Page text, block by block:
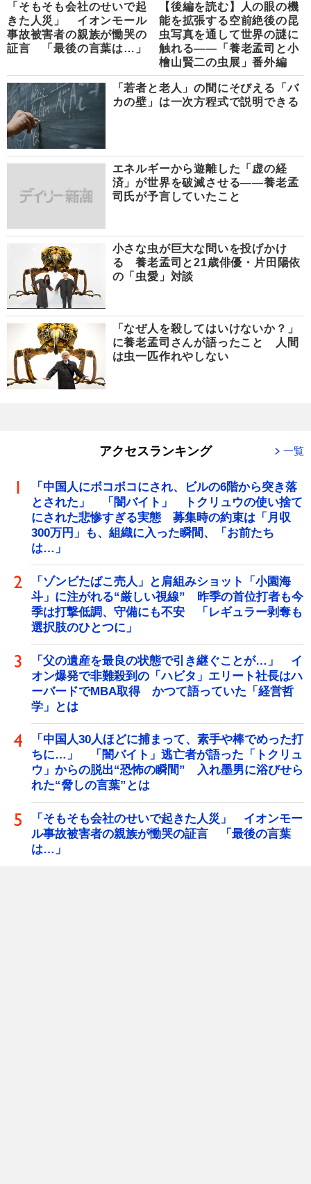
「そもそも会社のせいで起
きた人災」 イオンモール
事故被害者の親族が慟哭の
証言 「最後の言葉は…」
【後編を読む】人の眼の機
能を拡張する空前絶後の昆
虫写真を通して世界の謎に
触れる――「養老孟司と小
檜山賢二の虫展」番外編
「若者と老人」の間にそびえる「バ
カの壁」は一次方程式で説明できる
エネルギーから遊離した「虚の経
済」が世界を破滅させる――養老孟
司氏が予言していたこと
小さな虫が巨大な問いを投げかけ
る 養老孟司と21歳俳優・片田陽依
の「虫愛」対談
「なぜ人を殺してはいけないか？」
に養老孟司さんが語ったこと 人間
は虫一匹作れやしない
アクセスランキング 一覧
「中国人にボコボコにされ、ビルの6階から突き落
とされた」 「闇バイト」 トクリュウの使い捨て
にされた悲惨すぎる実態 募集時の約束は「月収
300万円」も、組織に入った瞬間、「お前たち
は…」
「ゾンビたばこ売人」と肩組みショット「小園海
斗」に注がれる“厳しい視線” 昨季の首位打者も今
季は打撃低調、守備にも不安 「レギュラー剥奪も
選択肢のひとつに」
「父の遺産を最良の状態で引き継ぐことが…」 イ
オン爆発で非難殺到の「ハビタ」エリート社長はハ
ーバードでMBA取得 かつて語っていた「経営哲
学」とは
「中国人30人ほどに捕まって、素手や棒でめった打
ちに…」 「闇バイト」逃亡者が語った「トクリュ
ウ」からの脱出“恐怖の瞬間” 入れ墨男に浴びせら
れた“脅しの言葉”とは
「そもそも会社のせいで起きた人災」 イオンモー
ル事故被害者の親族が慟哭の証言 「最後の言葉
は…」